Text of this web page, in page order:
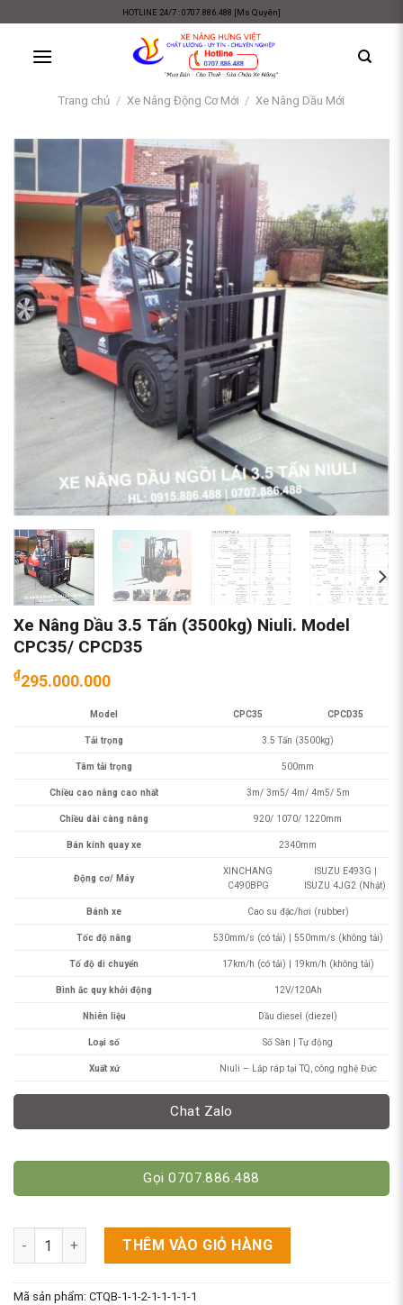
content
HOTLINE 24/7 : 0707.886.488 [Ms Quyên]
Trang chủ / Xe Nâng Động Cơ Mới / Xe Nâng Dầu Mới
Xe Nâng Dầu 3.5 Tấn (3500kg) Niuli. Model
CPC35/ CPCD35
₫295.000.000
Model CPC35 CPCD35
Tải trọng 3.5 Tấn (3500kg)
Tâm tải trọng 500mm
Chiều cao nâng cao nhất 3m/ 3m5/ 4m/ 4m5/ 5m
Chiều dài càng nâng 920/ 1070/ 1220mm
Bán kính quay xe 2340mm
Động cơ/ Máy
XINCHANG
C490BPG
ISUZU E493G |
ISUZU 4JG2 (Nhật)
Bánh xe Cao su đặc/hơi (rubber)
Tốc độ nâng 530mm/s (có tải) | 550mm/s (không tải)
Tố độ di chuyển 17km/h (có tải) | 19km/h (không tải)
Bình ắc quy khởi động 12V/120Ah
Nhiên liệu Dầu diesel (diezel)
Loại số Số Sàn | Tự động
Xuất xứ Niuli – Lắp ráp tại TQ, công nghệ Đức
Chat Zalo
Gọi 0707.886.488
Xe Nâng Dầu 3.5 Tấn (3500kg) Niuli. Model CPC35/ CPCD35
THÊM VÀO GIỎ HÀNG
Mã sản phẩm: CTQB-1-1-2-1-1-1-1-1